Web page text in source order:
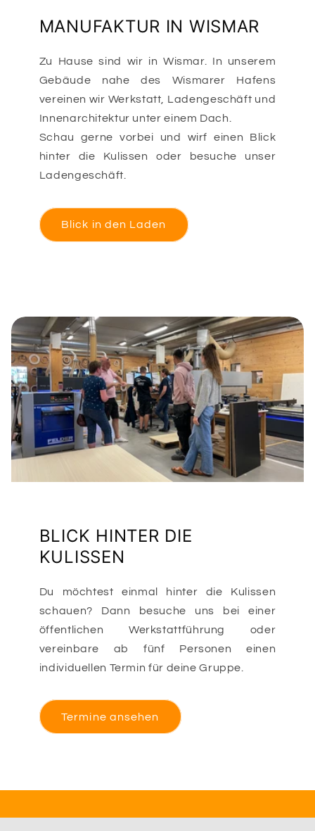
MANUFAKTUR IN WISMAR
Zu Hause sind wir in Wismar. In unserem
Gebäude nahe des Wismarer Hafens
vereinen wir Werkstatt, Ladengeschäft und
Innenarchitektur unter einem Dach.
Schau gerne vorbei und wirf einen Blick
hinter die Kulissen oder besuche unser
Ladengeschäft.
Blick in den Laden
BLICK HINTER DIE
KULISSEN
Du möchtest einmal hinter die Kulissen
schauen? Dann besuche uns bei einer
öffentlichen Werkstattführung oder
vereinbare ab fünf Personen einen
individuellen Termin für deine Gruppe.
Termine ansehen